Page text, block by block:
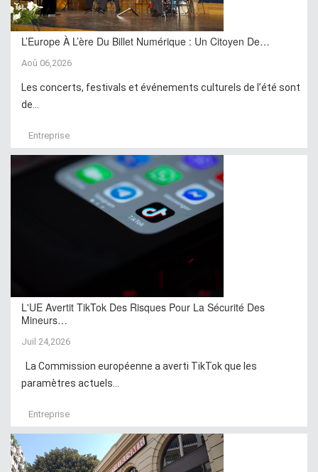
L’Europe À L’ère Du Billet Numérique : Un Citoyen De…
Aoû 06,2026
Les concerts, festivals et événements culturels de l’été sont
de...
Entreprise
L'UE Avertit TikTok Des Risques Pour La Sécurité Des
Mineurs…
Juil 24,2026
La Commission européenne a averti TikTok que les
paramètres actuels...
Entreprise